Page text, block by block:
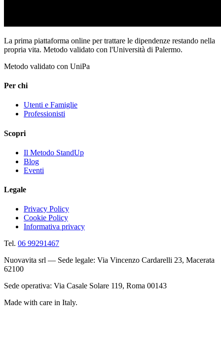
La prima piattaforma online per trattare le dipendenze restando nella
propria vita. Metodo validato con l'Università di Palermo.
Metodo validato con UniPa
Per chi
Utenti e Famiglie
Professionisti
Scopri
Il Metodo StandUp
Blog
Eventi
Legale
Privacy Policy
Cookie Policy
Informativa privacy
Tel. 06 99291467
Nuovavita srl — Sede legale: Via Vincenzo Cardarelli 23, Macerata
62100
Sede operativa: Via Casale Solare 119, Roma 00143
Made with care in Italy.